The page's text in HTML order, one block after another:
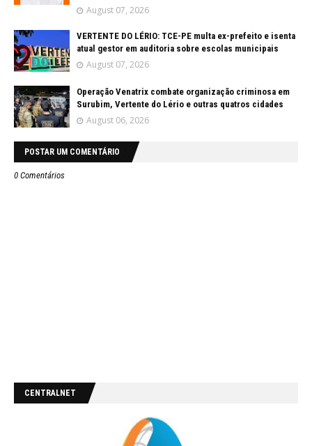
August 07, 2026
VERTENTE DO LÉRIO: TCE-PE multa ex-prefeito e isenta
atual gestor em auditoria sobre escolas municipais
August 07, 2026
Operação Venatrix combate organização criminosa em
Surubim, Vertente do Lério e outras quatros cidades
August 06, 2026
POSTAR UM COMENTÁRIO
0 Comentários
CENTRALNET